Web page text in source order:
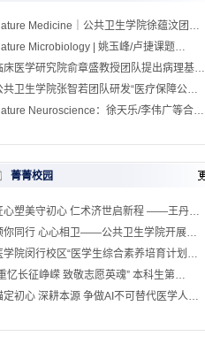
Medicine｜公共卫生学院徐蕴汶团…
Microbiology | 姚玉峰/卢捷课题…
床医学研究院俞章盛教授团队提出病理基…
共卫生学院张智若团队研发“医疗保障公…
Neuroscience：徐天乐/李伟广等合…
菁菁校园
心塑美守初心 仁术济世启新程 ——王丹…
你同行 心心相卫——公共卫生学院开展…
学院闵行校区“医学生综合素养培育计划…
忆长征峥嵘 致敬志愿英魂” 本科生第…
定初心 深耕本源 争做AI不可替代医学人…